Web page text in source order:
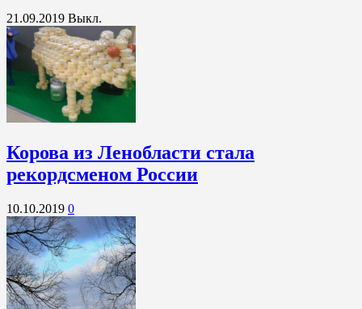
21.09.2019 Выкл.
Корова из Ленобласти стала
рекордсменом России
10.10.2019 0